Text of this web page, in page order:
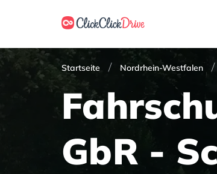
Startseite Nordrhein-Westfalen
GbR -